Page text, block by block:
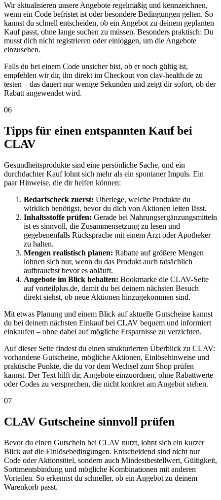
Wir aktualisieren unsere Angebote regelmäßig und kennzeichnen,
wenn ein Code befristet ist oder besondere Bedingungen gelten. So
kannst du schnell entscheiden, ob ein Angebot zu deinem geplanten
Kauf passt, ohne lange suchen zu müssen. Besonders praktisch: Du
musst dich nicht registrieren oder einloggen, um die Angebote
einzusehen.
Falls du bei einem Code unsicher bist, ob er noch gültig ist,
empfehlen wir dir, ihn direkt im Checkout von clav-health.de zu
testen – das dauert nur wenige Sekunden und zeigt dir sofort, ob der
Rabatt angewendet wird.
06
Tipps für einen entspannten Kauf bei
CLAV
Gesundheitsprodukte sind eine persönliche Sache, und ein
durchdachter Kauf lohnt sich mehr als ein spontaner Impuls. Ein
paar Hinweise, die dir helfen können:
Bedarfscheck zuerst: Überlege, welche Produkte du
wirklich benötigst, bevor du dich von Aktionen leiten lässt.
Inhaltsstoffe prüfen: Gerade bei Nahrungsergänzungsmitteln
ist es sinnvoll, die Zusammensetzung zu lesen und
gegebenenfalls Rücksprache mit einem Arzt oder Apotheker
zu halten.
Mengen realistisch planen: Rabatte auf größere Mengen
lohnen sich nur, wenn du das Produkt auch tatsächlich
aufbrauchst bevor es abläuft.
Angebote im Blick behalten: Bookmarke die CLAV-Seite
auf vorteilplus.de, damit du bei deinem nächsten Besuch
direkt siehst, ob neue Aktionen hinzugekommen sind.
Mit etwas Planung und einem Blick auf aktuelle Gutscheine kannst
du bei deinem nächsten Einkauf bei CLAV bequem und informiert
einkaufen – ohne dabei auf mögliche Ersparnisse zu verzichten.
Auf dieser Seite findest du einen strukturierten Überblick zu CLAV:
vorhandene Gutscheine, mögliche Aktionen, Einlösehinweise und
praktische Punkte, die du vor dem Wechsel zum Shop prüfen
kannst. Der Text hilft dir, Angebote einzuordnen, ohne Rabattwerte
oder Codes zu versprechen, die nicht konkret am Angebot stehen.
07
CLAV Gutscheine sinnvoll prüfen
Bevor du einen Gutschein bei CLAV nutzt, lohnt sich ein kurzer
Blick auf die Einlösebedingungen. Entscheidend sind nicht nur
Code oder Aktionstitel, sondern auch Mindestbestellwert, Gültigkeit,
Sortimentsbindung und mögliche Kombinationen mit anderen
Vorteilen. So erkennst du schneller, ob ein Angebot zu deinem
Warenkorb passt.